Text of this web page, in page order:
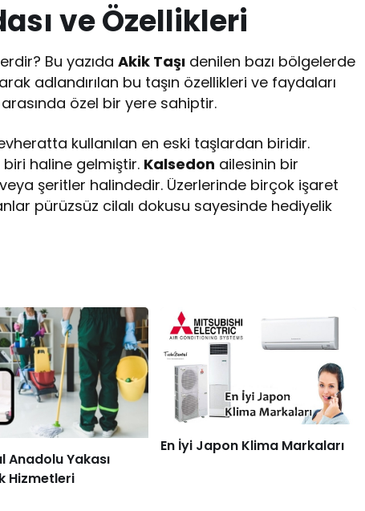
ve Özellikleri
Bu yazıdaAkik Taşı denilen bazı bölgelerde
adlandırılan bu taşın özellikleri ve faydaları
arasında özel bir yere sahiptir.
kullanılan en eski taşlardan biridir.
biri haline gelmiştir. Kalsedon ailesinin bir
şeritler halindedir. Üzerlerinde birçok işaret
pürüzsüz cilalı dokusu sayesinde hediyelik
Anadolu Yakası
Hizmetleri
En İyi Japon Klima Markaları